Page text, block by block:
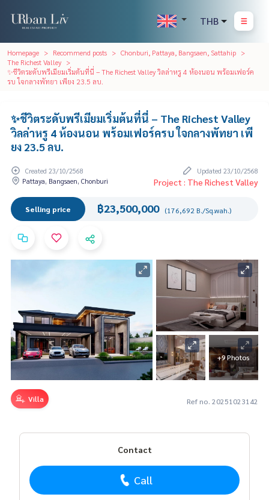
THB
Homepage Recommend posts
Chonburi, Pattaya, Bangsaen, Sattahip
The Richest Valley
✨ชีวิตระดับพรีเมียมเริ่มต้นที่นี่ – The Richest Valley วิลล่าหรู 4 ห้องนอน พร้อมเฟอร์ค
รบ ใจกลางพัทยา เพียง 23.5 ลบ.
✨ชีวิตระดับพรีเมียมเริ่มต้นที่นี่ – The Richest Valley
วิลล่าหรู 4 ห้องนอน พร้อมเฟอร์ครบ ใจกลางพัทยา เพี
ยง 23.5 ลบ.
Created 23/10/2568
Updated 23/10/2568
Pattaya, Bangsaen, Chonburi
Project : The Richest Valley
Selling price ฿23,500,000 (176,692 B./Sq.wah.)
+9 Photos
Villa Ref no. 20251023142
Contact
Call